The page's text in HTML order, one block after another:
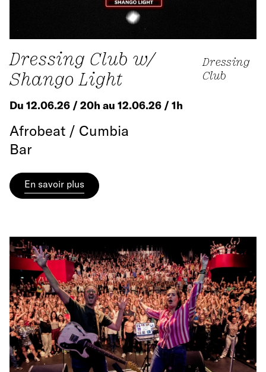
Dressing Club w/
Shango Light
Dressing
Club
Du 12.06.26 / 20h au 12.06.26 / 1h
Afrobeat / Cumbia
Bar
En savoir plus